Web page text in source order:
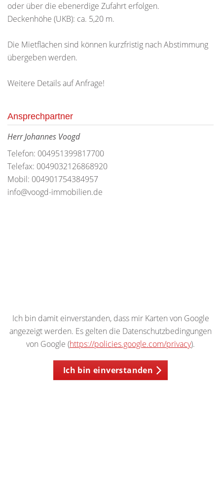
oder über die ebenerdige Zufahrt erfolgen.
Deckenhöhe (UKB): ca. 5,20 m.
Die Mietflächen sind können kurzfristig nach Abstimmung
übergeben werden.
Weitere Details auf Anfrage!
Ansprechpartner
Herr Johannes Voogd
Telefon: 004951399817700
Telefax: 0049032126868920
Mobil: 004901754384957
info@voogd-immobilien.de
Ich bin damit einverstanden, dass mir Karten von Google
angezeigt werden. Es gelten die Datenschutzbedingungen
von Google (https://policies.google.com/privacy).
Ich bin einverstanden